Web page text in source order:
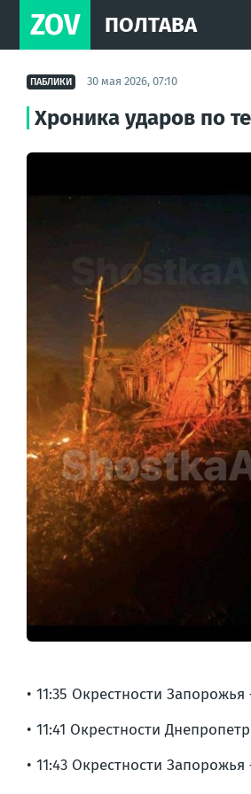
ZOV ПОЛТАВА
ПАБЛИКИ 30 мая 2026, 07:10
Хроника ударов по
• 11:35 Окрестности
• 11:41 Окрестности
• 11:43 Окрестности